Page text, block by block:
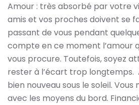
Amour : très absorbé par votre
amis et vos proches doivent se
passant de vous pendant
compte en ce moment l’amour
vous procure. Toutefois, soyez
rester à l’écart trop longtemps.
bien nouveau sous le soleil.
avec les moyens du bord.